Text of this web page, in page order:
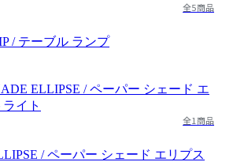
全5商品
/ テーブル ランプ
全1商品
/ ペーパー シェード エリプス